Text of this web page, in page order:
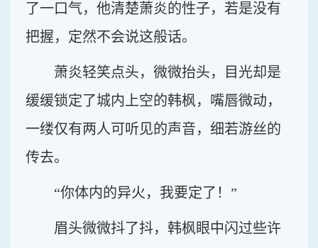
了一口气，他清楚萧炎的性子，若是没有
把握，定然不会说这般话。
萧炎轻笑点头，微微抬头，目光却是
缓缓锁定了城内上空的韩枫，嘴唇微动，
一缕仅有两人可听见的声音，细若游丝的
传去。
“你体内的异火，我要定了！”
眉头微微抖了抖，韩枫眼中闪过些许